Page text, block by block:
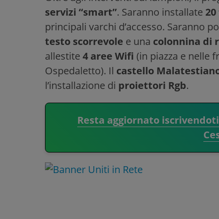
servizi “smart”. Saranno installate
principali varchi d’accesso. Saranno
testo scorrevole e una colonnina di
allestite 4 aree Wifi (in piazza e nelle
Ospedaletto). Il castello
l’installazione di proiettori Rgb.
Resta aggiornato